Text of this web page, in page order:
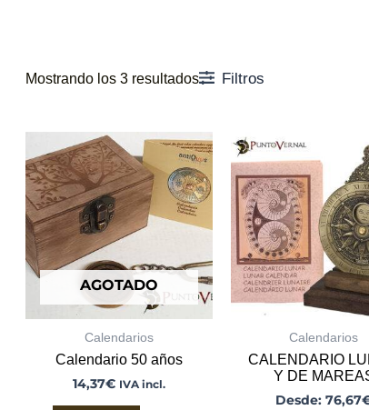
Mostrando los 3 resultados Filtros
AGOTADO
Calendarios
Calendario 50 años
14,37€ IVA incl.
Calendarios
CALENDARIO
Y DE
Desde:76,67
Este
tiene
múltiples
variantes.
Las
opciones
pueden
elegir
en
página
de
producto